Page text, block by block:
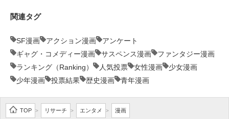
関連タグ
SF漫画 アクション漫画
アンケート
ギャグ・コメディー漫画
サスペンス漫画
ファンタジー漫画
ランキング（Ranking）
人気投票 女性漫画
少女漫画
少年漫画
投票結果 歴史漫画 青年漫画
TOP > リサーチ > エンタメ > 漫画